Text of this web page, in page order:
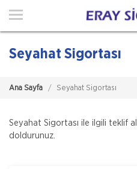
Ana Sayfa
Poliçe Hatırlat
İletişim
Seyahat Sigortası
Ana Sayfa Seyahat Sigortası
Seyahat Sigortası ile ilgili teklif
doldurunuz.